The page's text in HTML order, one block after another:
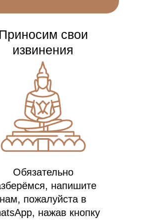
Приносим свои
извинения
Обязательно
напишите
нам, пожалуйста в
нажав кнопку